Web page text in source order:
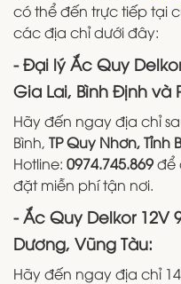
có thể đến trực tiếp tại
các địa chỉ dưới đây:
- Đại lý Ắc Quy
Gia Lai, Bình Định và
Hãy đến ngay địa chỉ
Bình, TP Quy Nhơn, Tỉnh
Hotline: 0974.745.869để
đặt miễn phí tận nơi.
- Ắc Quy Delkor 12V
Dương, Vũng Tàu:
Hãy đến ngay địa chỉ